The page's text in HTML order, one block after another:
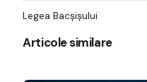
Legea Bacșișului
Articole similare